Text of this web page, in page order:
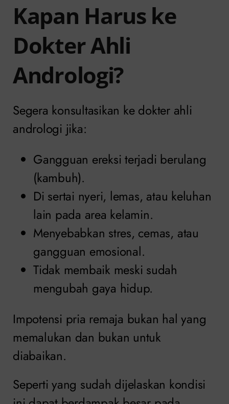
Kapan Harus ke
Dokter Ahli
Andrologi?
Segera konsultasikan ke dokter ahli
andrologi jika:
Gangguan ereksi terjadi berulang
(kambuh).
Di sertai nyeri, lemas, atau keluhan
lain pada area kelamin.
Menyebabkan stres, cemas, atau
gangguan emosional.
Tidak membaik meski sudah
mengubah gaya hidup.
Impotensi pria remaja bukan hal yang
memalukan dan bukan untuk
diabaikan.
Seperti yang sudah dijelaskan kondisi